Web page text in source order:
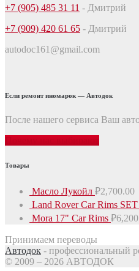
+7 (905) 485 31 11 - Дмитрий
+7 (909) 420 61 65 - Дмитрий
autodoc161@gmail.com
Если ремонт иномарок — Автодок
После нашего сервиса Ваш
Товары
Масло Лукойл ₽2,700.00
Land Rover Car Rims SET
Mora 17" Car Rims ₽
Принимаем переводы
Автодок - профессиональный
© 2009 – 2026 АВТОДОК